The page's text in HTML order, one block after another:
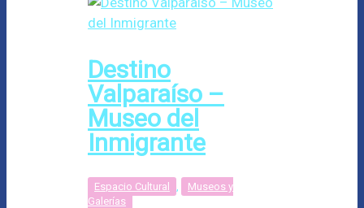
Destino
Valparaíso –
Museo del
Inmigrante
Espacio Cultural
Museos y
Galerías